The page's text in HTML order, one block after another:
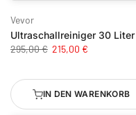
Vevor
295,00 € 215,00 €
IN DEN WARENKORB